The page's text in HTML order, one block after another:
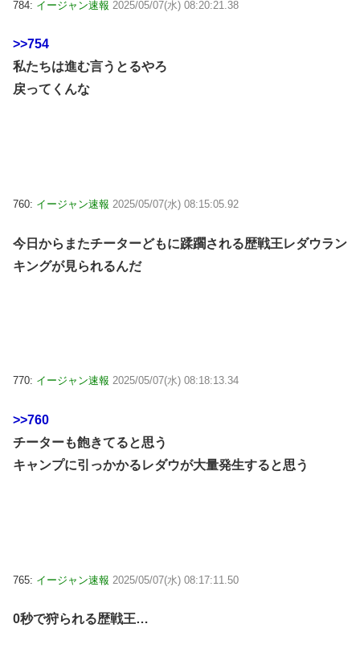
784: イージャン速報 2025/05/07(水) 08:20:21.38
>>754
私たちは進む言うとるやろ
戻ってくんな
760: イージャン速報 2025/05/07(水) 08:15:05.92
今日からまたチーターどもに蹂躙される歴戦王レダウラン
キングが見られるんだ
770: イージャン速報 2025/05/07(水) 08:18:13.34
>>760
チーターも飽きてると思う
キャンプに引っかかるレダウが大量発生すると思う
765: イージャン速報 2025/05/07(水) 08:17:11.50
0秒で狩られる歴戦王…